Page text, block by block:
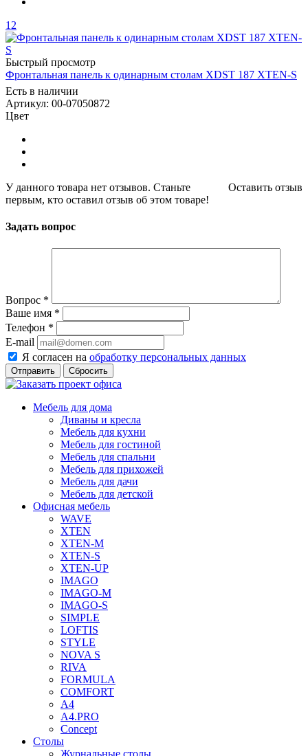
12
Быстрый просмотр
Фронтальная панель к одинарным столам XDST 187 XTEN-S
Есть в наличии
Артикул: 00-07050872
Цвет
Оставить отзыв
У данного товара нет отзывов. Станьте
первым, кто оставил отзыв об этом товаре!
Задать вопрос
Вопрос *
Ваше имя *
Телефон *
E-mail
Я согласен на обработку персональных данных
Сбросить
Мебель для дома
Диваны и кресла
Мебель для кухни
Мебель для гостиной
Мебель для спальни
Мебель для прихожей
Мебель для дачи
Мебель для детской
Офисная мебель
WAVE
XTEN
XTEN-M
XTEN-S
XTEN-UP
IMAGO
IMAGO-M
IMAGO-S
SIMPLE
LOFTIS
STYLE
NOVA S
RIVA
FORMULA
COMFORT
A4
A4.PRO
Concept
Столы
Журнальные столы